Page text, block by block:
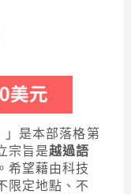
」是本部落格第
宗旨是越過語
。希望藉由科技
限定地點、不